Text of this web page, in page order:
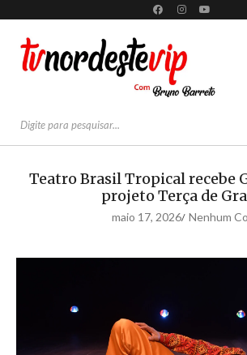
Teatro Brasil Tropical recebe
projeto Terça de
maio 17, 2026/ Nenhum